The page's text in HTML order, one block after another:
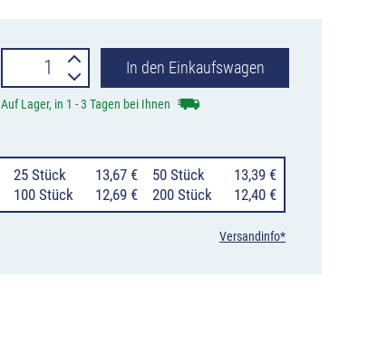
Leitpfostensockel
MS2
Metall,
Höhe
In den Einkaufswagen
Auf Lager, in 1 - 3 Tagen bei Ihnen
25 Stück 13,67 € 50 Stück
13,39 €
100 Stück
12,69 € 200 Stück 12,40 €
Versandinfo*